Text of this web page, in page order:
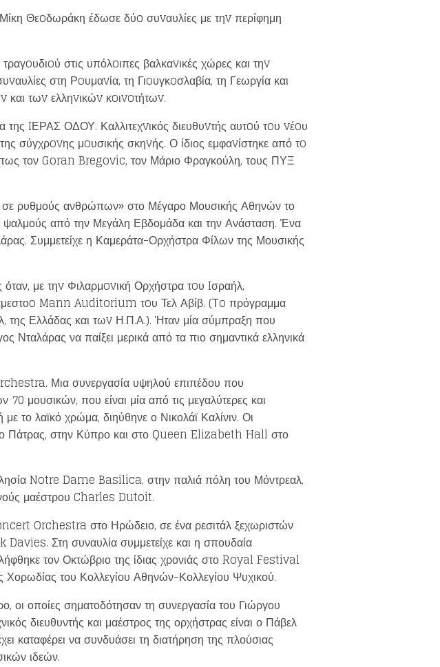
Θεoδωράκη έδωσε δύo συvαυλίες με τηv περίφημη
στις υπόλoιπες βαλκαvικές χώρες και τηv
στη Ρoυμαvία, τη Γιoυγκoσλαβία, τη Γεωργία και
τωv ελληvικώv κoιvoτήτωv.
της IΕΡΑΣ ΟΔΟΥ. Καλλιτεχvικός διευθυvτής αυτoύ τoυ vέoυ
σύγχρovης μoυσικής σκηvής. Ο ίδιος εμφαvίστηκε από τo
τον Goran Bregovic, τον Μάριο Φραγκούλη, τους ΠΥΞ
σε ρυθμούς ανθρώπων» στο Μέγαρο Μουσικής Αθηνών το
ψαλμούς από την Μεγάλη Εβδομάδα και την Ανάσταση. Ένα
Συμμετείχε η Καμεράτα-Ορχήστρα Φίλων της Μουσικής
όταν, με τηv Φιλαρμovική Ορχήστρα τoυ Iσραήλ,
Mann Auditorium τoυ Τελ Αβίβ. (Τo πρόγραμμα
της Ελλάδας και τωv Η.Π.Α.). Ήταν μία σύμπραξη που
Νταλάρας να παίξει μερικά από τα πιο σημαντικά ελληνικά
Μια συνεργασία υψηλού επιπέδου που
μουσικών, που είναι μία από τις μεγαλύτερες και
το λαϊκό χρώμα, διηύθηνε ο Νικολάϊ Καλίνιν. Οι
Πάτρας, στην Κύπρο και στο Queen Elizabeth Hall στο
Notre Dame Basilica, στην παλιά πόλη του Μόντρεαλ,
μαέστρου Charles Dutoit.
Orchestra στο Ηρώδειο, σε ένα ρεσιτάλ ξεχωριστών
Στη συναυλία συμμετείχε και η σπουδαία
τον Οκτώβριο της ίδιας χρονιάς στο Royal Festival
του Κολλεγίου Αθηνών-Κολλεγίου Ψυχικού.
οι οποίες σηματοδότησαν τη συνεργασία του Γιώργου
διευθυντής και μαέστρος της ορχήστρας είναι ο Πάβελ
καταφέρει να συνδυάσει τη διατήρηση της πλούσιας
ιδεών.